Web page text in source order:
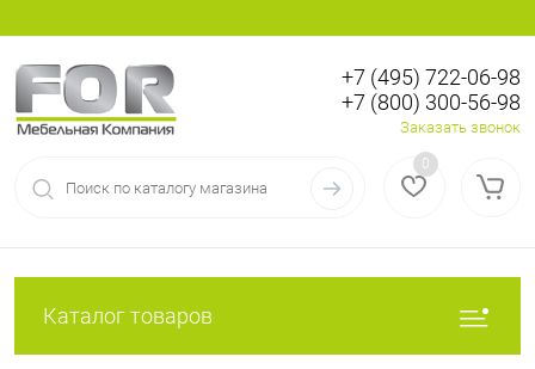
Регистрация
+7 (495) 722-06-98
+7 (800) 300-56-98
Заказать звонок
0
Каталог товаров